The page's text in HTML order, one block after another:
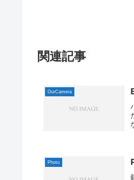
関連記事
OurCamera
Photo